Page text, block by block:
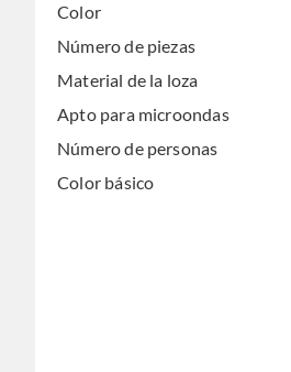
Color
Número de piezas
Material de la loza
Apto para microondas
Número de personas
Color básico